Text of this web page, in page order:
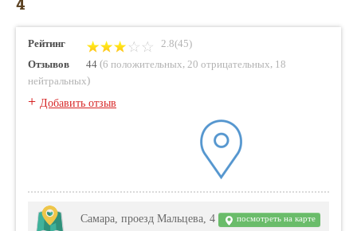
Рейтинг
2.8(45)
Отзывов
44 (6 положительных 20 отрицательных 18
нейтральных)
+ Добавить отзыв
Самара, проезд Мальцева, 4 посмотреть на карте